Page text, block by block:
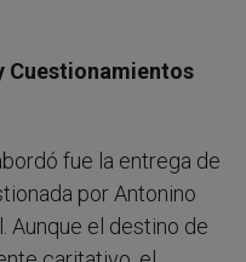
Cuestionamientos
fue la entrega de
por Antonino
Aunque el destino de